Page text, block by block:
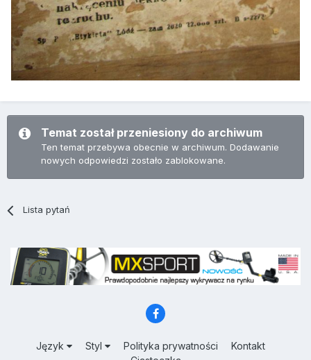
Temat został przeniesiony do archiwum
Ten temat przebywa obecnie w archiwum. Dodawanie
nowych odpowiedzi zostało zablokowane.
Lista pytań
Język Styl Polityka prywatności
Kontakt